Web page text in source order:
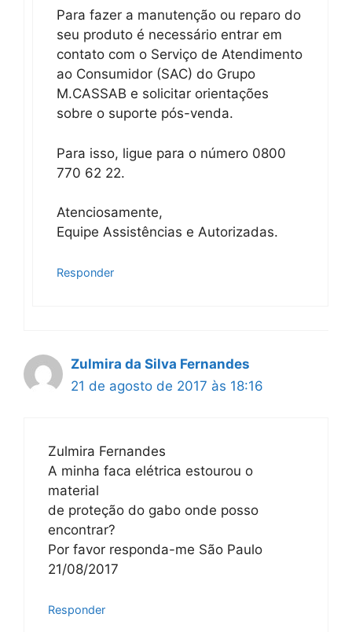
Para fazer a manutenção ou reparo do
seu produto é necessário entrar em
contato com o Serviço de Atendimento
ao Consumidor (SAC) do Grupo
M.CASSAB e solicitar orientações
sobre o suporte pós-venda.
Para isso, ligue para o número 0800
770 62 22.
Atenciosamente,
Equipe Assistências e Autorizadas.
Responder
Zulmira da Silva Fernandes
21 de agosto de 2017 às 18:16
Zulmira Fernandes
A minha faca elétrica estourou o
material
de proteção do gabo onde posso
encontrar?
Por favor responda-me São Paulo
21/08/2017
Responder